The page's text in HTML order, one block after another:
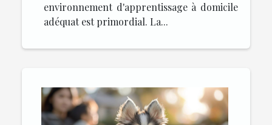
environnement d'apprentissage à domicile
adéquat est primordial. La...